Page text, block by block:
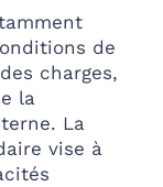
de
charges,
la
La
vise à